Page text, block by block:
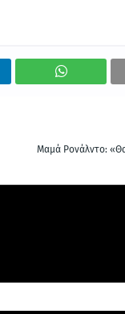
Μαμά Ρονάλντο: «Θα